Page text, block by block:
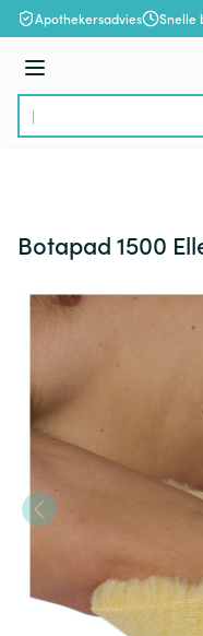
Ga naar de inhoud
Apothekersadvies Snelle
Menu
Product, merk,
Botapad 1500